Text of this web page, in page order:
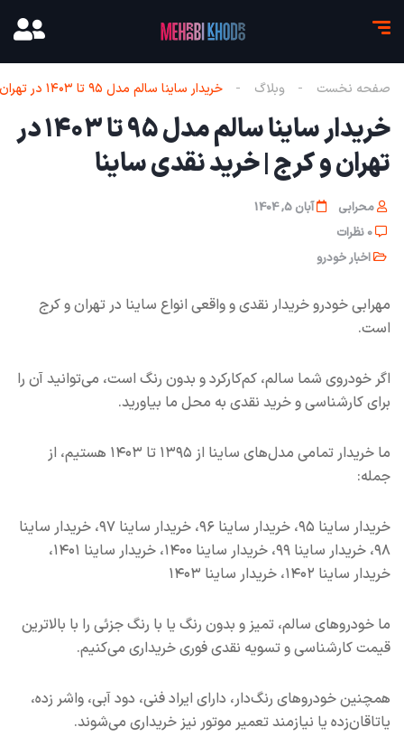
صفحه نخست وبلاگ خریدار ساینا سالم مدل ۹۵ تا ۱۴۰۳ در تهران و کرج | خرید نقدی ساینا
خریدار ساینا سالم مدل ۹۵ تا ۱۴۰۳ در
تهران و کرج | خرید نقدی ساینا
محرابی
آبان 5, 1404
0 نظرات
اخبار خودرو
مهرابی خودرو خریدار نقدی و واقعی انواع ساینا در تهران و کرج
است.
اگر خودروی شما سالم، کم‌کارکرد و بدون رنگ است، می‌توانید آن را
برای کارشناسی و خرید نقدی به محل ما بیاورید.
ما خریدار تمامی مدل‌های ساینا از ۱۳۹۵ تا ۱۴۰۳ هستیم، از
جمله:
خریدار ساینا ۹۵، خریدار ساینا ۹۶، خریدار ساینا ۹۷، خریدار ساینا
۹۸، خریدار ساینا ۹۹، خریدار ساینا ۱۴۰۰، خریدار ساینا ۱۴۰۱،
خریدار ساینا ۱۴۰۲، خریدار ساینا ۱۴۰۳
ما خودروهای سالم، تمیز و بدون رنگ یا با رنگ جزئی را با بالاترین
قیمت کارشناسی و تسویه نقدی فوری خریداری می‌کنیم.
همچنین خودروهای رنگ‌دار، دارای ایراد فنی، دود آبی، واشر زده،
یاتاقان‌زده یا نیازمند تعمیر موتور نیز خریداری می‌شوند.